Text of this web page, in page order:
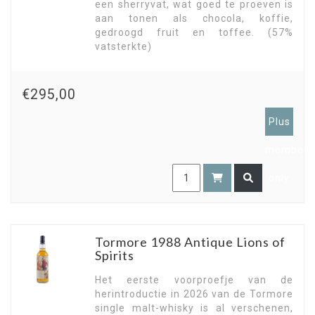
een sherryvat, wat goed te proeven is
aan tonen als chocola, koffie,
gedroogd fruit en toffee. (57%
vatsterkte)
€295,00
Plus
Tormore 1988 Antique Lions of
Spirits
Het eerste voorproefje van de
herintroductie in 2026 van de Tormore
single malt-whisky is al verschenen,